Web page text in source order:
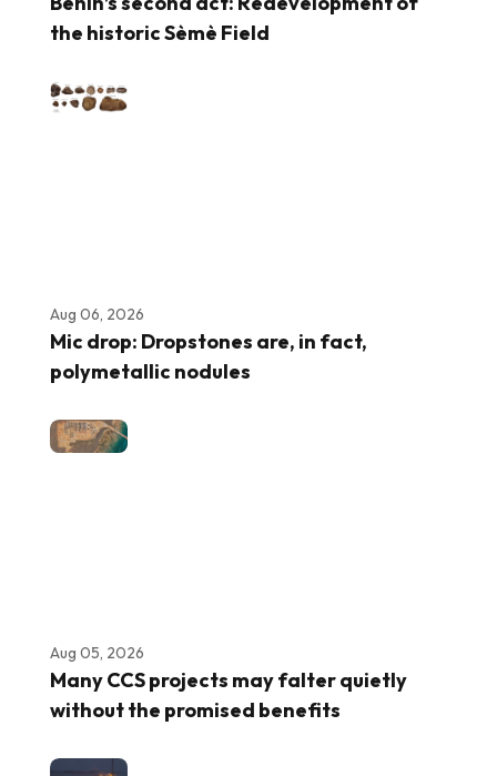
the historic Sèmè Field
Aug 06, 2026
Mic drop: Dropstones are, in fact,
polymetallic nodules
Aug 05, 2026
Many CCS projects may falter quietly
without the promised benefits